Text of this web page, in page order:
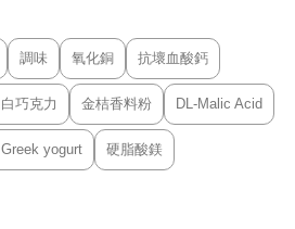
調味 氧化銅 抗壞血酸鈣
白巧克力 金桔香料粉 DL-Malic Acid
Greek yogurt 硬脂酸鎂